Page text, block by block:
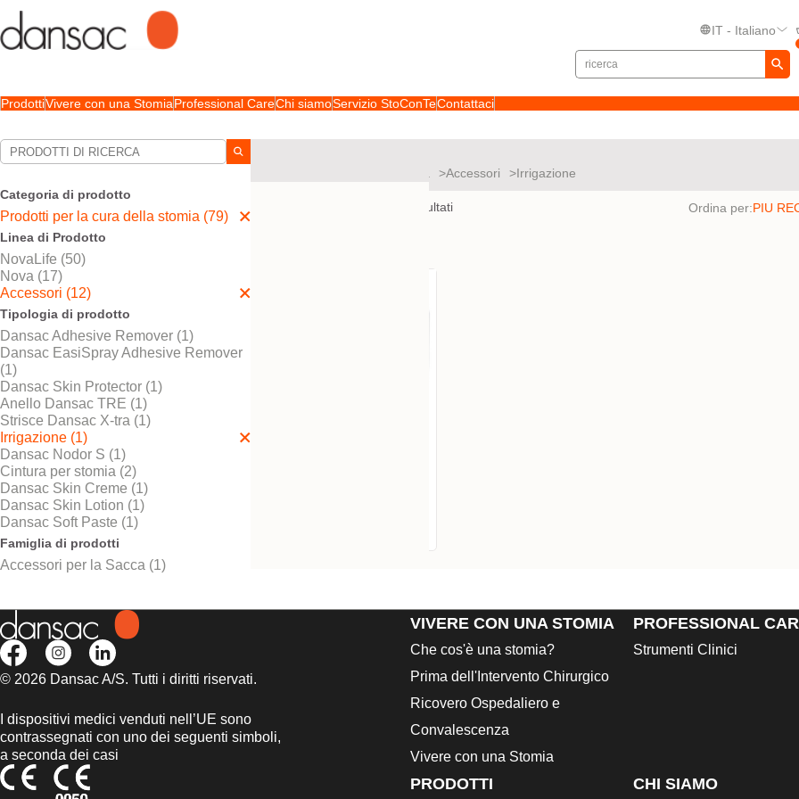
IT - Italiano
ProdottiVivere con una StomiaProfessional CareChi siamoServizio StoConTeContattaci
Categoria di prodotto
Prodotti per la cura della stomia (79)
Linea di Prodotto
NovaLife (50)
Nova (17)
Accessori (12)
Tipologia di prodotto
Dansac Adhesive Remover (1)
Dansac EasiSpray Adhesive Remover
(1)
Dansac Skin Protector (1)
Anello Dansac TRE (1)
Strisce Dansac X-tra (1)
Irrigazione (1)
Dansac Nodor S (1)
Cintura per stomia (2)
Dansac Skin Creme (1)
Dansac Skin Lotion (1)
Dansac Soft Paste (1)
Famiglia di prodotti
Accessori per la Sacca (1)
Accessori Irrigazione
risultati Ordina per:
© 2026 Dansac A/S. Tutti i diritti riservati.
I dispositivi medici venduti nell’UE sono
contrassegnati con uno dei seguenti simboli,
a seconda dei casi
VIVERE CON UNA STOMIA
Che cos'è una stomia?
Prima dell'Intervento Chirurgico
Ricovero Ospedaliero e
Convalescenza
Vivere con una Stomia
PROFESSIONAL
Strumenti Clinici
PRODOTTI CHI SIAMO